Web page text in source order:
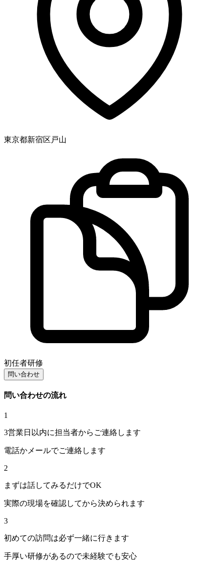
東京都新宿区戸山
初任者研修
問い合わせ
問い合わせの流れ
1
3営業日以内に担当者からご連絡します
電話かメールでご連絡します
2
まずは話してみるだけでOK
実際の現場を確認してから決められます
3
初めての訪問は必ず一緒に行きます
手厚い研修があるので未経験でも安心